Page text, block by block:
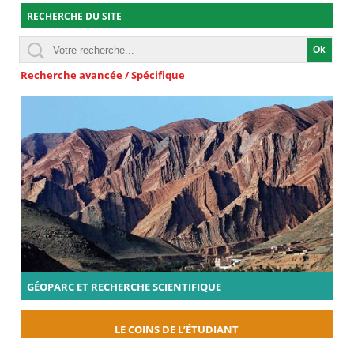
RECHERCHE DU SITE
Recherche avancée / Spécifique
GÉOPARC ET RECHERCHE SCIENTIFIQUE
LE COINS DE L’ÉTUDIANT